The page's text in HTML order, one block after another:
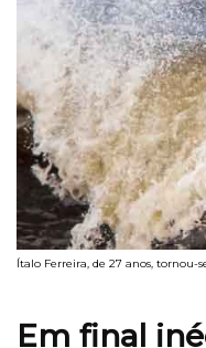
Ítalo Ferreira, de 27 anos,
Em final